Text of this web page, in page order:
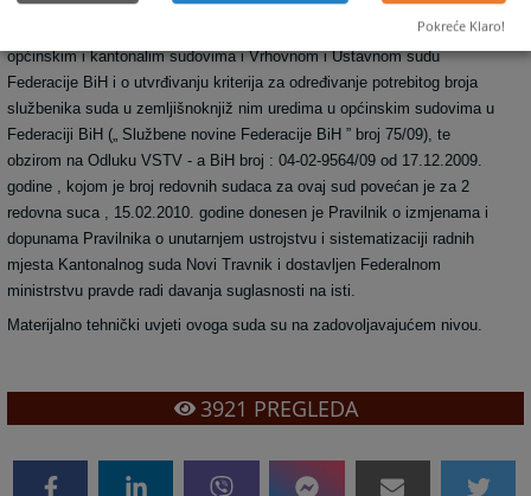
Kako je dana 03.12.2009. godine stupio na snagu novi Pravilnik o
utvrđivanju kriterija za određivanje potrebitog broja službenika suda u
općinskim i kantonalim sudovima i Vrhovnom i Ustavnom sudu
Federacije BiH i o utvrđivanju kriterija za određivanje potrebitog broja
službenika suda u zemljišnoknjiž nim uredima u općinskim sudovima u
Federaciji BiH („ Službene novine Federacije BiH ” broj 75/09), te
obzirom na Odluku VSTV - a BiH broj : 04-02-9564/09 od 17.12.2009.
godine , kojom je broj redovnih sudaca za ovaj sud povećan je za 2
redovna suca , 15.02.2010. godine donesen je Pravilnik o izmjenama i
dopunama Pravilnika o unutarnjem ustrojstvu i sistematizaciji radnih
mjesta Kantonalnog suda Novi Travnik i dostavljen Federalnom
ministrstvu pravde radi davanja suglasnosti na isti.
Materijalno tehnički uvjeti ovoga suda su na zadovoljavajućem nivou.
3921 PREGLEDA
Pokreće Klaro!